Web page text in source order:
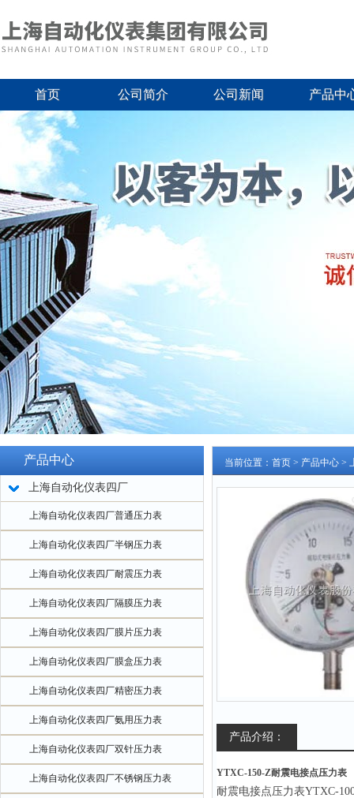
首页 公司简介 公司新闻 产品中
产品中心
上海自动化仪表四厂
上海自动化仪表四厂普通压力表
上海自动化仪表四厂半钢压力表
上海自动化仪表四厂耐震压力表
上海自动化仪表四厂隔膜压力表
上海自动化仪表四厂膜片压力表
上海自动化仪表四厂膜盒压力表
上海自动化仪表四厂精密压力表
上海自动化仪表四厂氨用压力表
上海自动化仪表四厂双针压力表
上海自动化仪表四厂不锈钢压力表
当前位置： 首页 > 产品中心 >
产品介绍：
YTXC-150-Z耐震电接点压力表
耐震电接点压力表YTXC-